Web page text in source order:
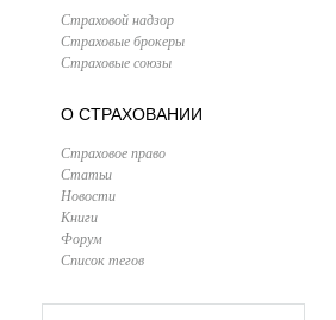
Страховой надзор
Страховые брокеры
Страховые союзы
О СТРАХОВАНИИ
Страховое право
Статьи
Новости
Книги
Форум
Список тегов